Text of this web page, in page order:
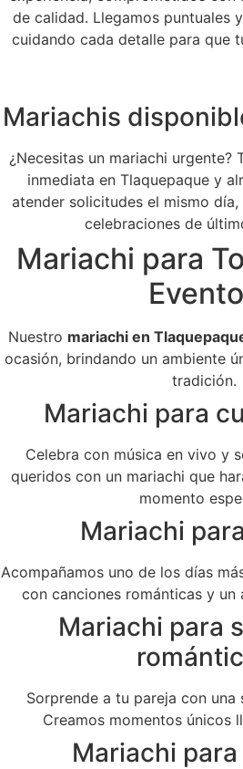
de calidad. Llegamos puntuales
cuidando cada detalle para que
Mariachis
¿Necesitas un mariachi urgente?
inmediata en Tlaquepaque y
atender solicitudes el mismo
celebraciones de
Mariachi para
Nuestro mariachi en
ocasión, brindando un ambiente
tradición.
Mariachi para
Celebra con música en vivo y
queridos con un mariachi que
momento
Mariachi
Acompañamos uno de los días
con canciones románticas y un
Mariachi para
Sorprende a tu pareja con una
Creamos momentos únicos
Mariachi para